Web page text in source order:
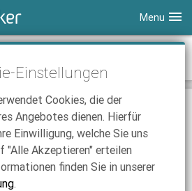
Menu
Nachfrage sinkt
weltweite Auslieferungen.
Einstellungen
Cookies, die der
Angebotes dienen. Hierfür
Einwilligung, welche Sie uns
"Alle Akzeptieren" erteilen
finden Sie in unserer
.